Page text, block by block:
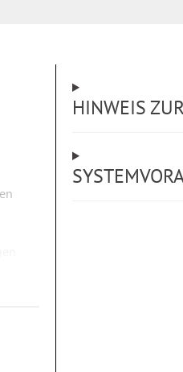
HINWEIS